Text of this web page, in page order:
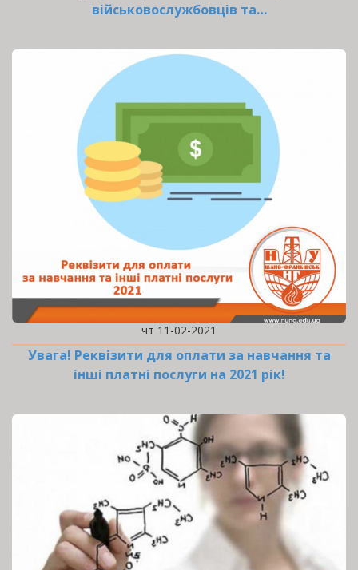
військовослужбовців та…
чт 11-02-2021
Увага! Реквізити для оплати за навчання та
інші платні послуги на 2021 рік!